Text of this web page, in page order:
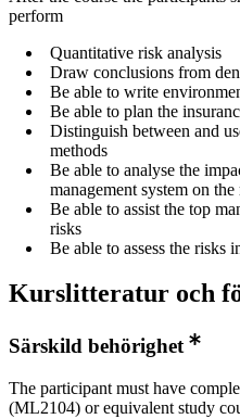
perform
Quantitative risk analysis
Draw conclusions from
Be able to write
Be able to plan the
Distinguish between and
methods
Be able to analyse the
management system on
Be able to assist the top
risks
Be able to assess the risks
Kurslitteratur och
Särskild behörighet
The participant must have
(ML2104) or equivalent study